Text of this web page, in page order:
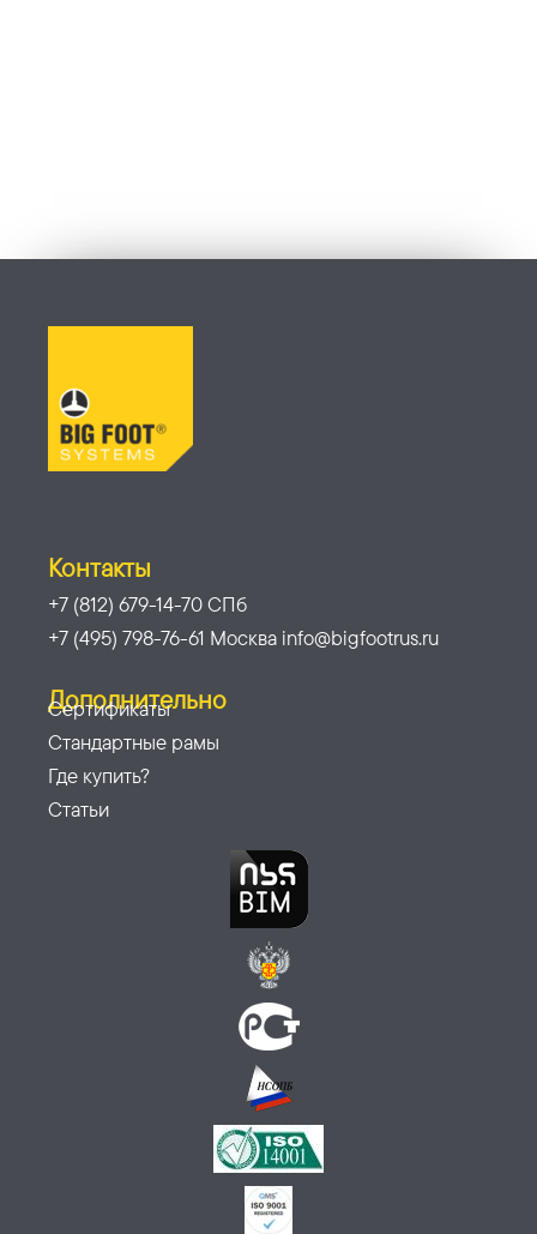
Контакты
+7 (812) 679-14-70 СПб
+7 (495) 798-76-61 Москва info@bigfootrus.ru
Дополнительно
Сертификаты
Стандартные рамы
Где купить?
Статьи